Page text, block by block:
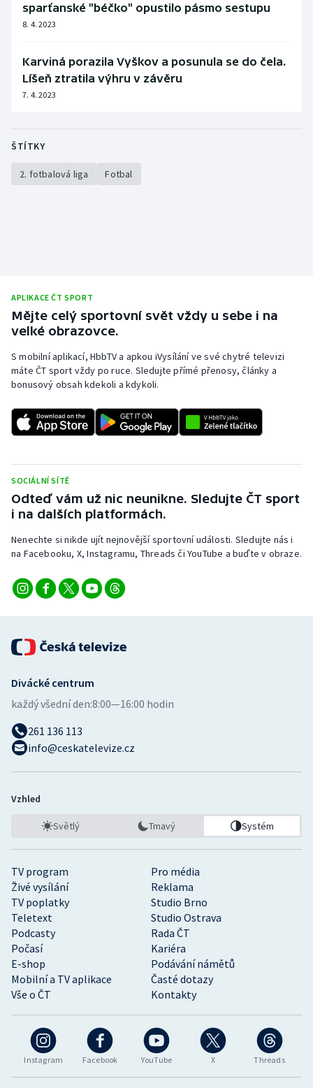
sparťanské "béčko" opustilo pásmo sestupu
8. 4. 2023
Karviná porazila Vyškov a posunula se do čela.
Líšeň ztratila výhru v závěru
7. 4. 2023
ŠTÍTKY
2. fotbalová liga Fotbal
APLIKACE ČT SPORT
Mějte celý sportovní svět vždy u sebe i na
velké obrazovce.
S mobilní aplikací, HbbTV a apkou iVysílání ve své chytré televizi
máte ČT sport vždy po ruce. Sledujte přímé přenosy, články a
bonusový obsah kdekoli a kdykoli.
SOCIÁLNÍ SÍTĚ
Odteď vám už nic neunikne. Sledujte ČT sport
i na dalších platformách.
Nenechte si nikde ujít nejnovější sportovní události. Sledujte nás i
na Facebooku, X, Instagramu, Threads či YouTube a buďte v obraze.
Instagram Facebook YouTube X Threads
TV program
Pro média
Živé vysílání
Reklama
TV poplatky
Studio Brno
Teletext
Studio Ostrava
Podcasty
Rada ČT
Počasí
Kariéra
E-shop
Podávání námětů
Mobilní a TV aplikace
Časté dotazy
Vše o ČT
Kontakty
Divácké centrum
každý všední den:8:00—16:00 hodin
261 136 113
info@ceskatelevize.cz
Vzhled
Světlý Tmavý Systém